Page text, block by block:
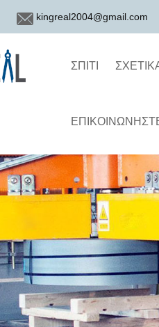
kingreal2004@gmail.com
ΣΠΊΤΙ